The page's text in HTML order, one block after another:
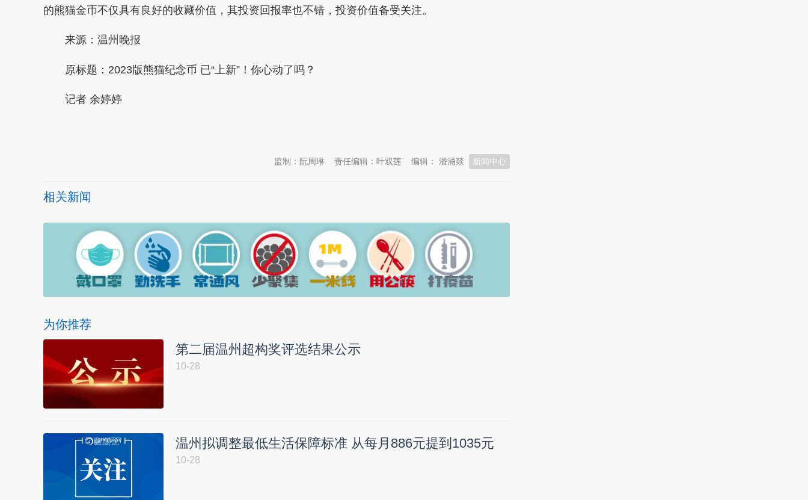
的熊猫金币不仅具有良好的收藏价值，其投资回报率也不错，投资价值备受关注。
来源：温州晚报
原标题：2023版熊猫纪念币 已“上新”！你心动了吗？
记者 余婷婷
新闻中心
编辑： 潘涌燚
责任编辑：叶双莲
监制：阮周琳
相关新闻
为你推荐
第二届温州超构奖评选结果公示
10-28
温州拟调整最低生活保障标准 从每月886元提到1035元
10-28